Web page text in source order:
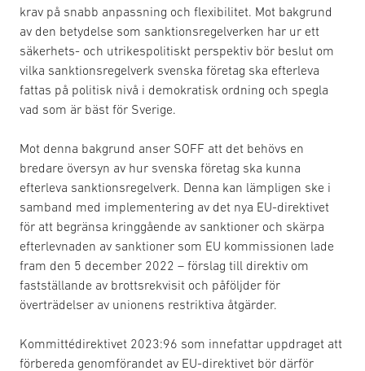
krav på snabb anpassning och flexibilitet. Mot bakgrund
av den betydelse som sanktionsregelverken har ur ett
säkerhets- och utrikespolitiskt perspektiv bör beslut om
vilka sanktionsregelverk svenska företag ska efterleva
fattas på politisk nivå i demokratisk ordning och spegla
vad som är bäst för Sverige.
Mot denna bakgrund anser SOFF att det behövs en
bredare översyn av hur svenska företag ska kunna
efterleva sanktionsregelverk. Denna kan lämpligen ske i
samband med implementering av det nya EU-direktivet
för att begränsa kringgående av sanktioner och skärpa
efterlevnaden av sanktioner som EU kommissionen lade
fram den 5 december 2022 – förslag till direktiv om
fastställande av brottsrekvisit och påföljder för
överträdelser av unionens restriktiva åtgärder.
Kommittédirektivet 2023:96 som innefattar uppdraget att
förbereda genomförandet av EU-direktivet bör därför